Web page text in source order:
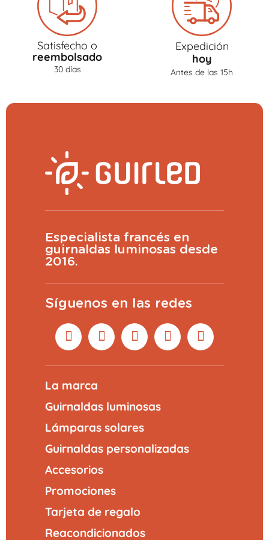
Satisfecho o
reembolsado
30 días
Expedición
hoy
Antes de las 15h
Especialista francés en
guirnaldas luminosas desde
2016.
Síguenos en las redes
La marca
Guirnaldas luminosas
Lámparas solares
Guirnaldas personalizadas
Accesorios
Promociones
Tarjeta de regalo
Reacondicionados